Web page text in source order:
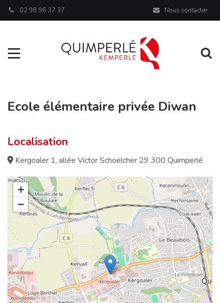
02 98 96 37 37 Nous contacter
Aller à la navigation
Ecole élémentaire privée Diwan
Localisation
Kergoaler 1, allée Victor Schoëlcher 29 300 Quimperlé
+
−